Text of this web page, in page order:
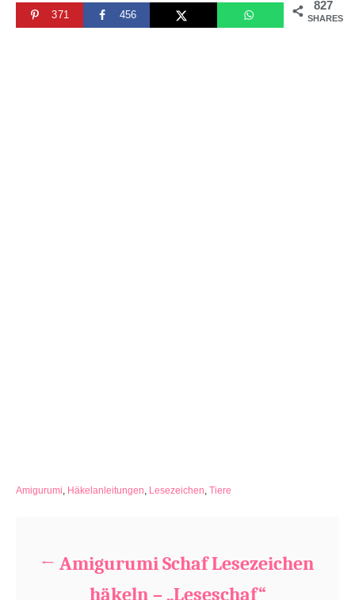
827
SHARES
371 456
C
Amigurumi, Häkelanleitungen, Lesezeichen, Tiere
Amigurumi Schaf Lesezeichen
häkeln – „Leseschaf“